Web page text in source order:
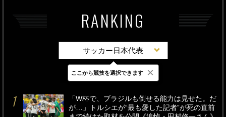
RANKING
サッカー日本代表
最新 24時間 週間
「W杯で、ブラジルも倒せる能力は見せた。だ
が…」トルシエが“最も愛した記者”が死の直前
ここから競技を選択できます ×